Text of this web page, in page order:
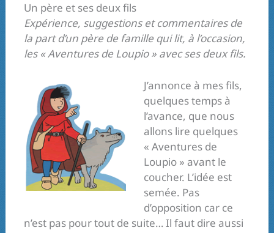
Un père et ses deux fils
Expérience, suggestions et commentaires de
la part d’un père de famille qui lit, à l’occasion,
les « Aventures de Loupio » avec ses deux fils.
J’annonce à mes fils,
quelques temps à
l’avance, que nous
allons lire quelques
« Aventures de
Loupio » avant le
coucher. L’idée est
semée. Pas
d’opposition car ce
n’est pas pour tout de suite… Il faut dire aussi